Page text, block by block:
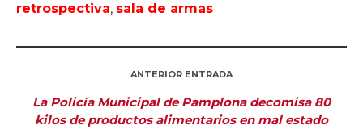
retrospectiva, sala de armas
ANTERIOR ENTRADA
La Policía Municipal de Pamplona decomisa 80
kilos de productos alimentarios en mal estado